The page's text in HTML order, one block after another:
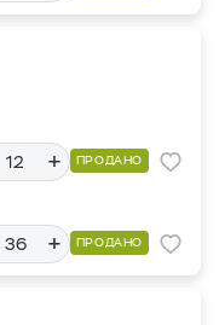
+ ПРОДАНО
+ ПРОДАНО